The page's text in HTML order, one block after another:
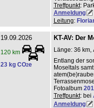
Treffpunkt:
Anmeldung
Leitung:
19.09.2026
120 km
23 kg CO2e
KT-AV: Der
Länge: 36 km,
Entlang der
Moseltals
Fotoalbum
Treffpunkt: bei
Anmeldung